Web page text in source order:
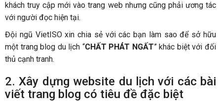
khách truy cập mới vào trang web nhưng cũng phải ương tác
với người đọc hiện tại.
Đội ngũ VietISO xin chia sẻ với các bạn làm sao để sở hữu
một trang blog du lịch “CHẤT PHÁT NGẤT” khác biệt với đối
thủ cạnh tranh.
2. Xây dựng website du lịch với các bài
viết trang blog có tiêu đề đặc biệt